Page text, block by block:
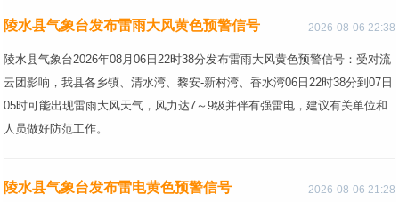
2026-08-06 22:38
陵水县气象台发布雷雨大风黄色预警信号
陵水县气象台2026年08月06日22时38分发布雷雨大风黄色预警信号：受对流
云团影响，我县各乡镇、清水湾、黎安-新村湾、香水湾06日22时38分到07日
05时可能出现雷雨大风天气，风力达7～9级并伴有强雷电，建议有关单位和
人员做好防范工作。
2026-08-06 21:28
陵水县气象台发布雷电黄色预警信号